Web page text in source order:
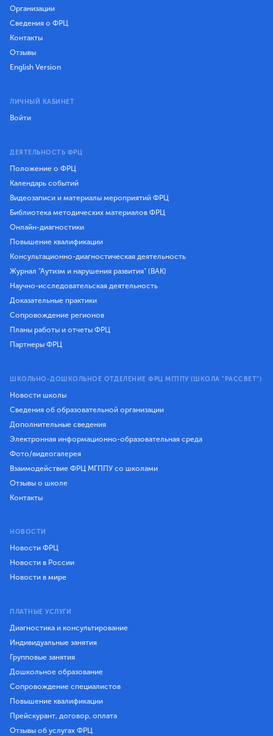
Организации
Сведения о ФРЦ
Контакты
Отзывы
English Version
ЛИЧНЫЙ КАБИНЕТ
Войти
ДЕЯТЕЛЬНОСТЬ ФРЦ
Положение о ФРЦ
Календарь событий
Видеозаписи и материалы мероприятий ФРЦ
Библиотека методических материалов ФРЦ
Онлайн-диагностики
Повышение квалификации
Консультационно-диагностическая деятельность
Журнал "Аутизм и нарушения развития" (ВАК)
Научно-исследовательская деятельность
Доказательные практики
Сопровождение регионов
Планы работы и отчеты ФРЦ
Партнеры ФРЦ
ШКОЛЬНО-ДОШКОЛЬНОЕ ОТДЕЛЕНИЕ ФРЦ МГППУ (ШКОЛА "РАССВЕТ")
Новости школы
Сведения об образовательной организации
Дополнительные сведения
Электронная информационно-образовательная среда
Фото/видеогалерея
Взаимодействие ФРЦ МГППУ со школами
Отзывы о школе
Контакты
НОВОСТИ
Новости ФРЦ
Новости в России
Новости в мире
ПЛАТНЫЕ УСЛУГИ
Диагностика и консультирование
Индивидуальные занятия
Групповые занятия
Дошкольное образование
Сопровождение специалистов
Повышение квалификации
Прейскурант, договор, оплата
Отзывы об услугах ФРЦ